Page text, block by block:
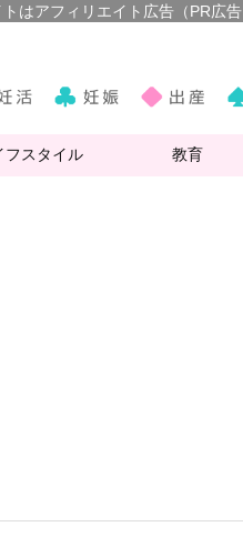
フスタイル 教育